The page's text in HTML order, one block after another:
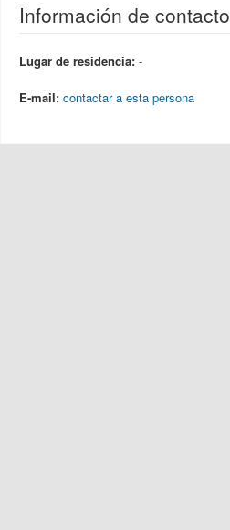
Información de contacto
Lugar de residencia: -
E-mail: contactar a esta persona